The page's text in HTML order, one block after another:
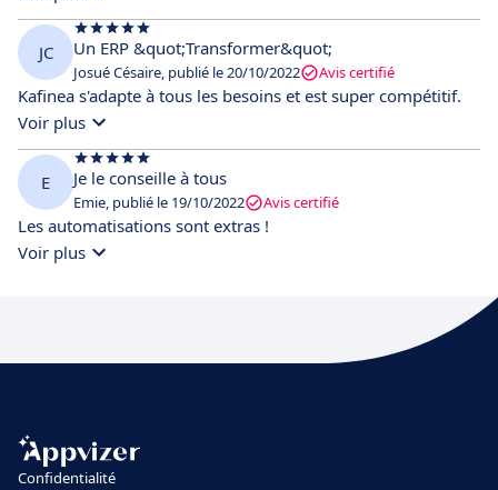
JC Un ERP &quot;Transformer&quot;
Josué Césaire, publié le 20/10/2022 Avis certifié
Kafinea s'adapte à tous les besoins et est super compétitif.
Voir plus
E Je le conseille à tous
Emie, publié le 19/10/2022 Avis certifié
Les automatisations sont extras !
Voir plus
Confidentialité